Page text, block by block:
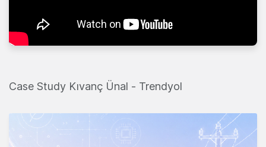
Case Study Kıvanç Ünal - Trendyol